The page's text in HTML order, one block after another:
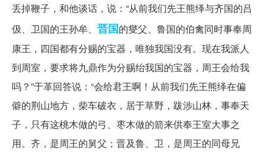
丢掉鞭子，和他谈话，说：“从前我们先王熊绎与齐国的吕
伋、卫国的王孙牟、 晋国的燮父、鲁国的伯禽同时事奉周
康王，四国都有分赐的宝器，唯独我国没有。现在我派人
到周室，要求将九鼎作为分赐绐我国的宝器，周王会给我
吗？”于革回答说：“会给君王啊！从前我们先王熊绎在偏
僻的荆山地方，柴车破衣，居于草野，跋涉山林，事奉天
子，只有这桃木做的弓、枣木做的箭来供奉王室大事之
用。齐，是周王的舅父；晋及鲁、卫，是周王的同母兄